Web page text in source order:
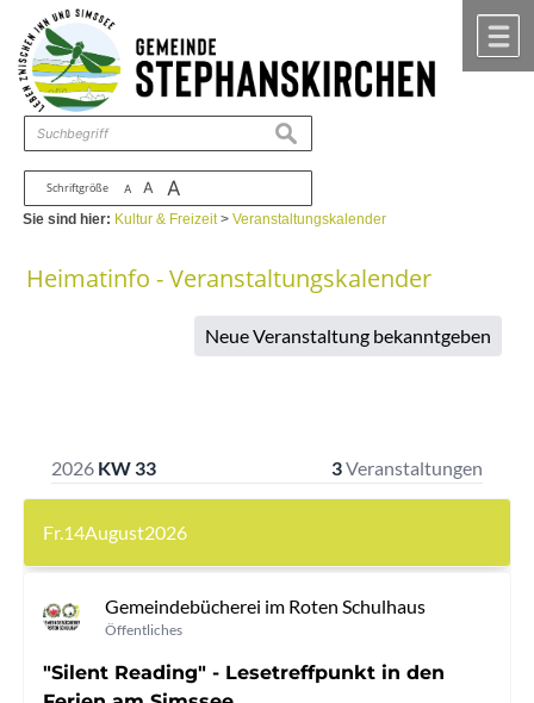
Zum Inhalt ,zur Navigation
Schriftgröße A A A
suchen
Sie sind hier: Kultur & Freizeit>Veranstaltungskalender
Heimatinfo - Veranstaltungskalender